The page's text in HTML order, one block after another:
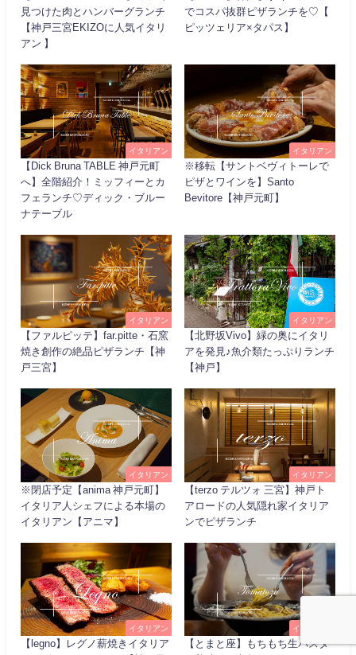
見つけた肉とハンバーグランチ
【神戸三宮EKIZOに人気イタリ
アン 】
でコスパ抜群ピザランチを♡【
ピッツェリア×タパス】
イタリアン
【Dick Bruna TABLE 神戸元町
へ】全階紹介！ミッフィーとカ
フェランチ♡ディック・ブルー
ナテーブル
イタリアン
※移転【サントベヴィトーレで
ピザとワインを】Santo
Bevitore【神戸元町】
イタリアン
【ファルピッテ】far.pitte・石窯
焼き創作の絶品ピザランチ【神
戸三宮】
イタリアン
【北野坂Vivo】緑の奥にイタリ
アを発見♪魚介類たっぷりランチ
【神戸】
イタリアン
※閉店予定【anima 神戸元町】
イタリア人シェフによる本場の
イタリアン【アニマ】
イタリアン
【terzo テルツォ 三宮】神戸ト
アロードの人気隠れ家イタリア
ンでピザランチ
イタリアン
【legno】レグノ薪焼きイタリア
イタリアン
【とまと座】もちもち生パスタ